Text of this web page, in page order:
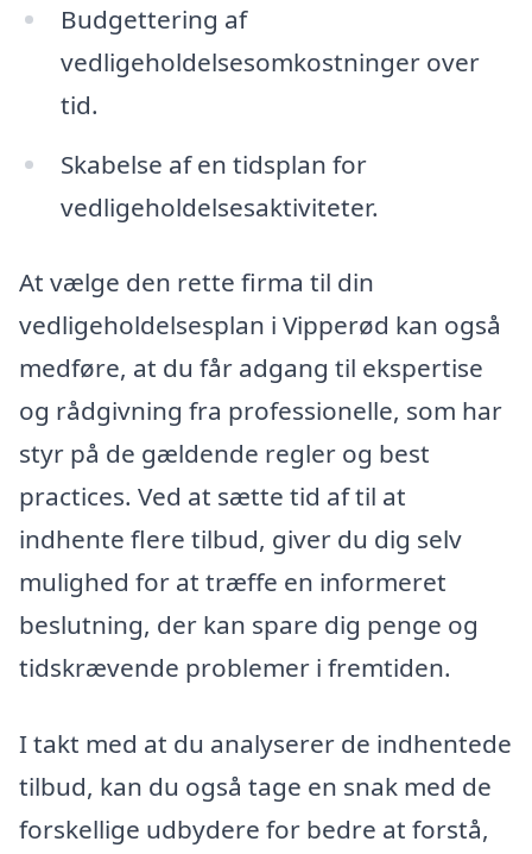
Budgettering af
vedligeholdelsesomkostninger over
tid.
Skabelse af en tidsplan for
vedligeholdelsesaktiviteter.
At vælge den rette firma til din
vedligeholdelsesplan i Vipperød kan også
medføre, at du får adgang til ekspertise
og rådgivning fra professionelle, som har
styr på de gældende regler og best
practices. Ved at sætte tid af til at
indhente flere tilbud, giver du dig selv
mulighed for at træffe en informeret
beslutning, der kan spare dig penge og
tidskrævende problemer i fremtiden.
I takt med at du analyserer de indhentede
tilbud, kan du også tage en snak med de
forskellige udbydere for bedre at forstå,